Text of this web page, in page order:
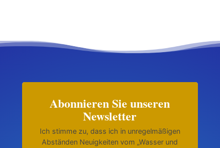
Abonnieren Sie unseren
Newsletter
Ich stimme zu, dass ich in unregelmäßigen
Abständen Neuigkeiten vom „Wasser und